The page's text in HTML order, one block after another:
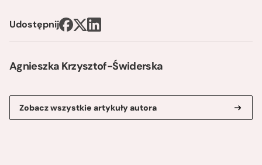
Agnieszka Krzysztof-Świderska
Zobacz wszystkie artykuły autora
Udostępnij